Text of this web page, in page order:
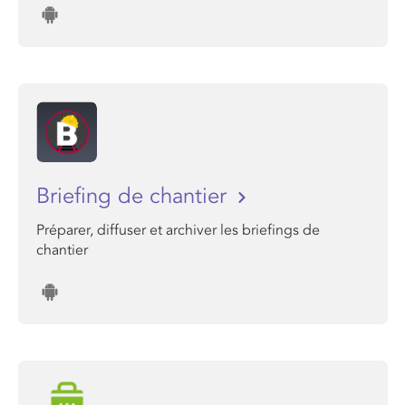
Briefing de chantier
Préparer, diffuser et archiver les briefings de
chantier